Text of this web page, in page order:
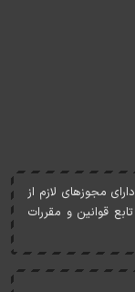
مجوزهای لازم از
قوانين و مقررات